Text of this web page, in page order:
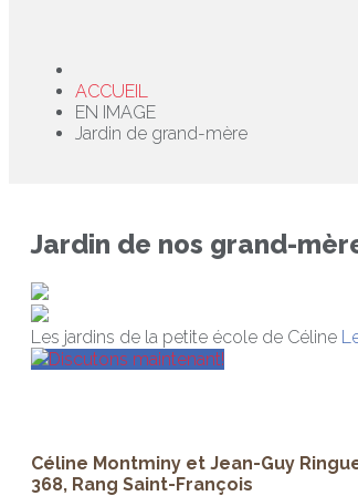
ACCUEIL
EN IMAGE
Jardin de grand-mère
Jardin de nos grand-
Les jardins de la petite école de Céline
Discutons maintenant!
Céline Montminy et Jean-Guy
368, Rang Saint-François